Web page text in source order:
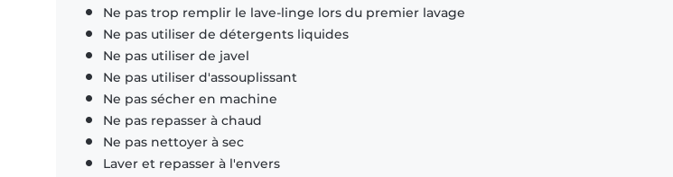
Ne pas trop remplir le lave-linge lors du premier lavage
Ne pas utiliser de détergents liquides
Ne pas utiliser de javel
Ne pas utiliser d'assouplissant
Ne pas sécher en machine
Ne pas repasser à chaud
Ne pas nettoyer à sec
Laver et repasser à l'envers